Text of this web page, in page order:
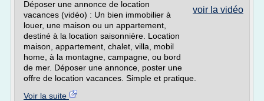
voir la vidéo
Déposer une annonce de location
vacances (vidéo) : Un bien immobilier à
louer, une maison ou un appartement,
destiné à la location saisonnière. Location
maison, appartement, chalet, villa, mobil
home, à la montagne, campagne, ou bord
de mer. Déposer une annonce, poster une
offre de location vacances. Simple et pratique.
Voir la suite